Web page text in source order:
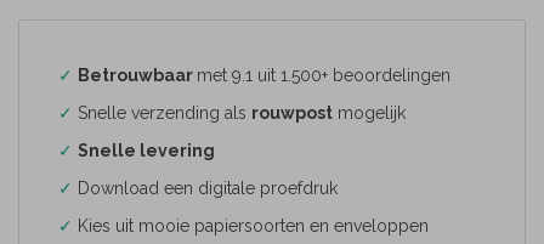
✓ Betrouwbaar met 9.1 uit 1.500+ beoordelingen
✓ Snelle verzending als rouwpost mogelijk
✓ Snelle levering
✓ Download een digitale proefdruk
✓ Kies uit mooie papiersoorten en enveloppen